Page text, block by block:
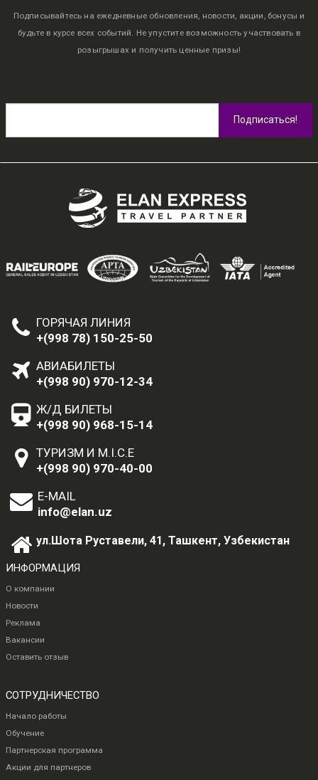
Подписывайтесь на ежедневные обновления, новости, акции, бонусы и
будьте в курсе всех событий. Не упустите возможность участвовать в
розыгрышах и получить ценные призы!
ГОРЯЧАЯ ЛИНИЯ
+(998 78) 150-25-50
АВИАБИЛЕТЫ
+(998 90) 970-12-34
Ж/Д БИЛЕТЫ
+(998 90) 968-15-14
ТУРИЗМ И M.I.C.E
+(998 90) 970-40-00
E-MAIL
info@elan.uz
ул.Шота Руставели, 41, Ташкент, Узбекистан
ИНФОРМАЦИЯ
О компании
Новости
Реклама
Вакансии
Оставить отзыв
СОТРУДНИЧЕСТВО
Начало работы
Обучение
Партнерская программа
Акции для партнеров